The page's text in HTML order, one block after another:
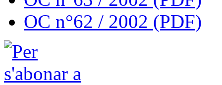
OC n°62 / 2002 (PDF)